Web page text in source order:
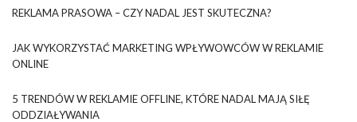
REKLAMA PRASOWA – CZY NADAL JEST SKUTECZNA?
JAK WYKORZYSTAĆ MARKETING WPŁYWOWCÓW W REKLAMIE
ONLINE
5 TRENDÓW W REKLAMIE OFFLINE, KTÓRE NADAL MAJĄ SIŁĘ
ODDZIAŁYWANIA